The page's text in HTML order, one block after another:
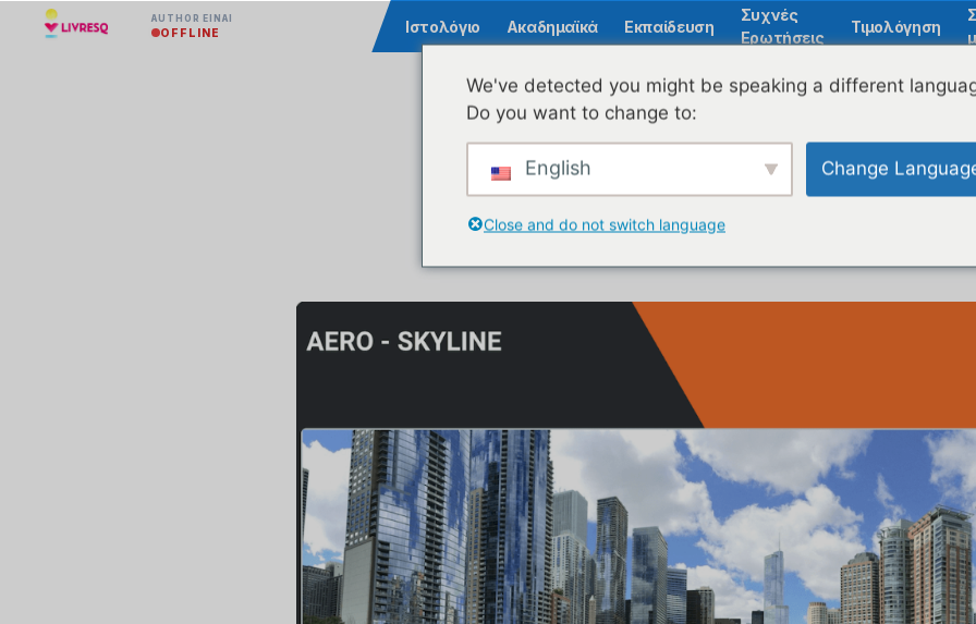
AUTHOR ΕΊΝΑΙ
OFFLINE Κοινότητα Ιστολόγιο Ακαδημαϊκά Εκπαίδευση
Συχνές
Ερωτήσεις
Τιμολόγηση
Πρότυπο Aero
Ένα όμορφο πρότυπο elearning για εταιρικά
We've detected you might be speaking a different
Do you want to change to:
English Change
Close and do not switch language